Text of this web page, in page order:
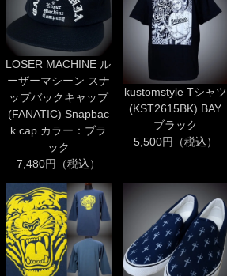
LOSER MACHINE ル
ーザーマシーン スナ
ップバックキャップ
(FANATIC) Snapbac
k cap カラー：ブラ
ック
7,480円（税込）
kustomstyle Tシャツ
(KST2615BK) BAY
ブラック
5,500円（税込）